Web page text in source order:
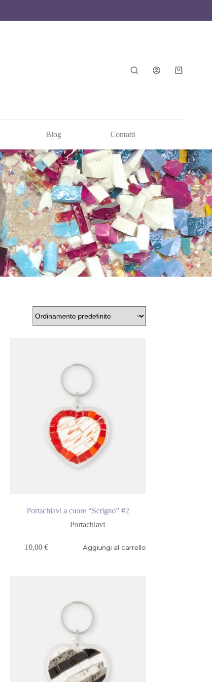
Blog Contatti
Portachiavi a cuore “Scrigno” #2
Portachiavi
10,00 € Aggiungi al carrello